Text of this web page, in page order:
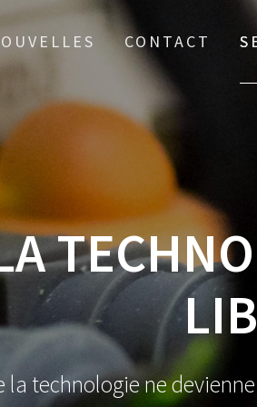
CONTACT
la technologie ne